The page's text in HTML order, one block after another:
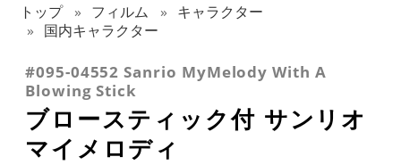
トップ フィルム
キャラクター
国内キャラクター
#095-04552 Sanrio MyMelody With A
Blowing Stick
ブロースティック付 サンリオ
マイメロディ